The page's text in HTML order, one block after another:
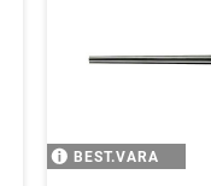
BEST.VARA